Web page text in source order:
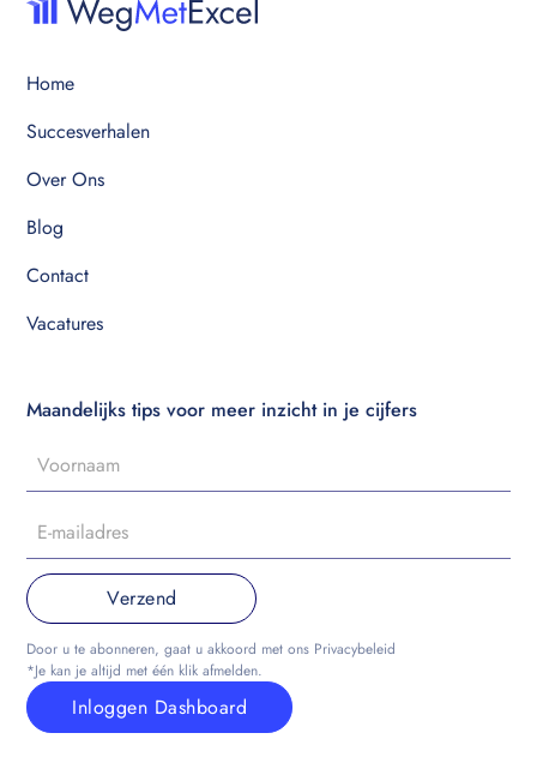
Home
Succesverhalen
Over Ons
Blog
Contact
Vacatures
Maandelijks tips voor meer inzicht in je cijfers
Door u te abonneren, gaat u akkoord met ons Privacybeleid
*Je kan je altijd met één klik afmelden.
Inloggen Dashboard